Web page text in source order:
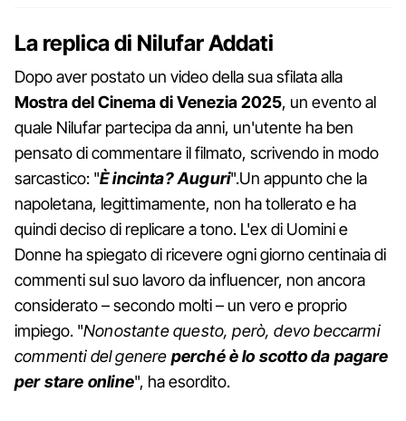
La replica di Nilufar Addati
Dopo aver postato un video della sua sfilata alla
Mostra del Cinema di Venezia 2025, un evento al
quale Nilufar partecipa da anni, un'utente ha ben
pensato di commentare il filmato, scrivendo in modo
sarcastico: "È incinta? Auguri".Un appunto che la
napoletana, legittimamente, non ha tollerato e ha
quindi deciso di replicare a tono. L'ex di Uomini e
Donne ha spiegato di ricevere ogni giorno centinaia di
commenti sul suo lavoro da influencer, non ancora
considerato – secondo molti – un vero e proprio
impiego. "Nonostante questo, però, devo beccarmi
commenti del genere perché è lo scotto da pagare
per stare online", ha esordito.